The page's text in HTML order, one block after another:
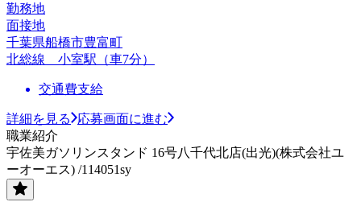
勤務地
面接地
千葉県船橋市豊富町
北総線 小室駅（車7分）
交通費支給
詳細を見る
応募画面に進む
職業紹介
宇佐美ガソリンスタンド 16号八千代北店(出光)(株式会社ユ
ーオーエス) /114051sy